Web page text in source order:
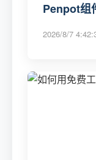
Penpot组
2026/8/7